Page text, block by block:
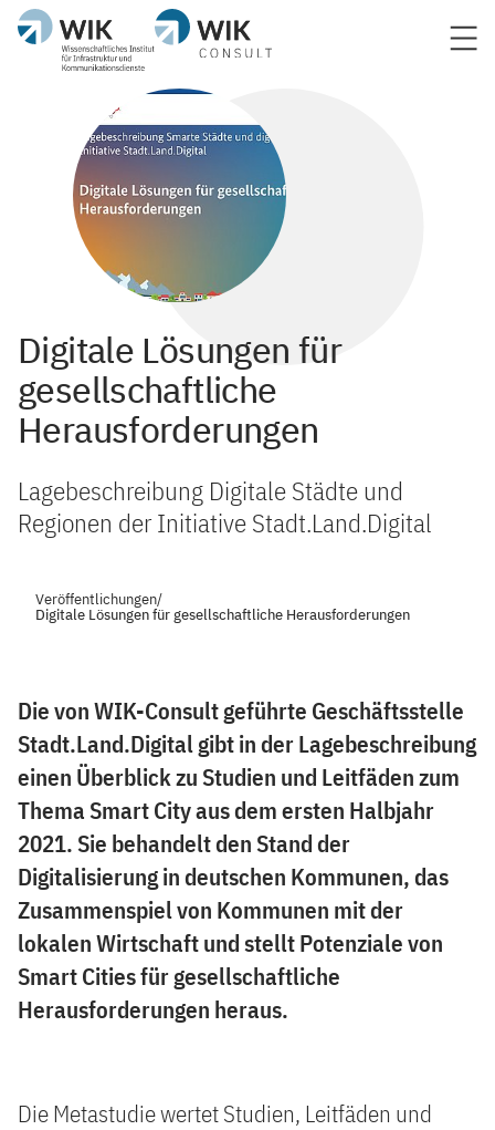
Digitale Lösungen für
gesellschaftliche
Herausforderungen
Lagebeschreibung Digitale Städte und
Regionen der Initiative Stadt.Land.Digital
Veröffentlichungen/
Digitale Lösungen für gesellschaftliche Herausforderungen
Die von WIK-Consult geführte Geschäftsstelle
Stadt.Land.Digital gibt in der Lagebeschreibung
einen Überblick zu Studien und Leitfäden zum
Thema Smart City aus dem ersten Halbjahr
2021. Sie behandelt den Stand der
Digitalisierung in deutschen Kommunen, das
Zusammenspiel von Kommunen mit der
lokalen Wirtschaft und stellt Potenziale von
Smart Cities für gesellschaftliche
Herausforderungen heraus.
Die Metastudie wertet Studien, Leitfäden und